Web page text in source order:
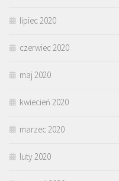
lipiec 2020
czerwiec 2020
maj 2020
kwiecień 2020
marzec 2020
luty 2020